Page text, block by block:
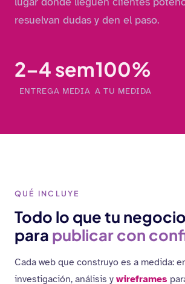
resuelvan dudas y den el paso.
2–4 sem
ENTREGA MEDIA
100%
A TU MEDIDA
QUÉ INCLUYE
Todo lo que tu
para publicar con
Cada web que construyo es a medida:
investigación, análisis y wireframes